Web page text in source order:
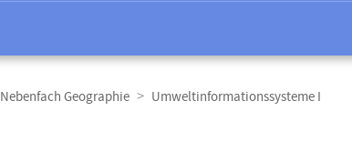
Nebenfach Geographie Umweltinformationssysteme I